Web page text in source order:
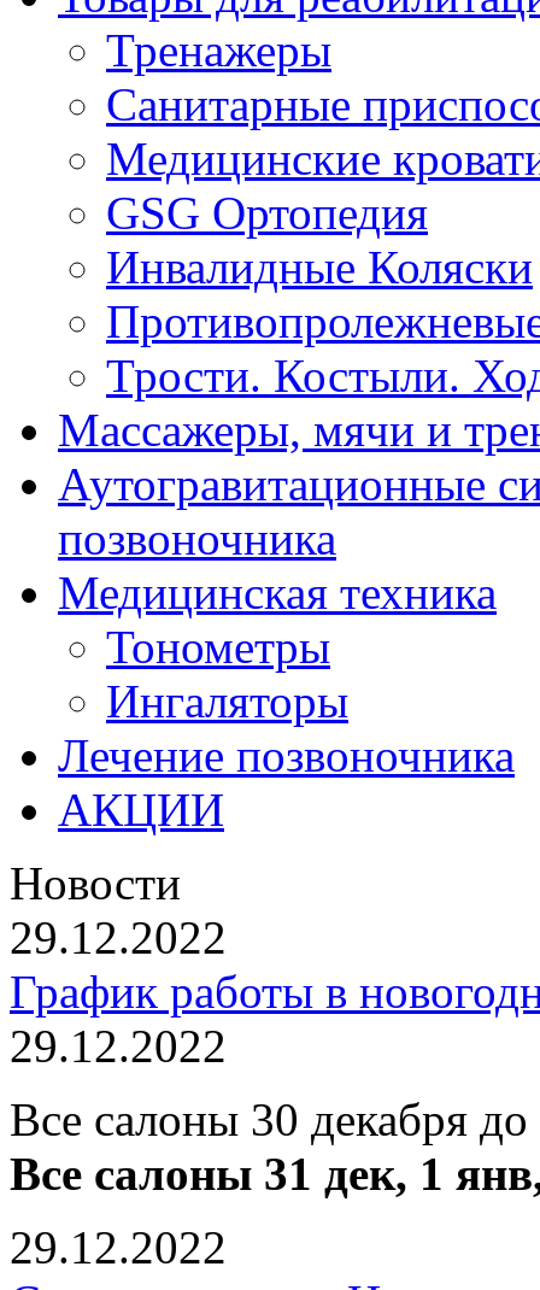
Тренажеры
Санитарные
Медицинские
GSG Ортопедия
Инвалидные Коляски
Трости. Костыли.
Массажеры, мячи и
Аутогравитационные
позвоночника
Медицинская техника
Тонометры
Ингаляторы
Лечение позвоночника
АКЦИИ
Новости
29.12.2022
График работы в
29.12.2022
Все салоны 30 декабря
Все салоны 31 дек, 1
29.12.2022